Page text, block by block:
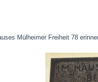
Mülheimer Freiheit 78